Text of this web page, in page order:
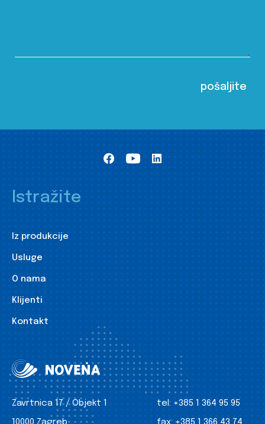
Istražite
Iz produkcije
Usluge
O nama
Klijenti
Kontakt
Zavrtnica 17 / Objekt 1
tel: +385 1 364 95 95